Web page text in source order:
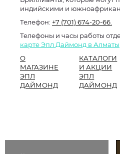
индийскими и
Телефон: +7 (701) 674-20-66.
Телефоны и часы работы
карте Эпл Даймонд в Алматы
О
МАГАЗИНЕ
ЭПЛ
ДАЙМОНД
КАТАЛОГИ
И АКЦИИ
ЭПЛ
ДАЙМОНД